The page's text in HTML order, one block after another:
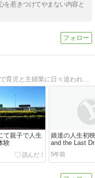
を惹きつけてやまない内容と
2019年5月までは日本、以降は豪州で育児と主婦業に日々追われているリアルな凡人主婦MEGZIEによるブログサイトです。
て親子で人生
験
娘達の人生初
and the Last
ヤと龍の王国
ました
5年前